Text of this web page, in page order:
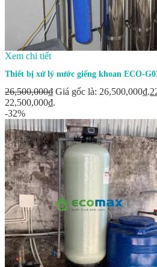
Xem chi tiết
Thiết bị xử lý nước giếng khoan ECO-
26,500,000₫ Giá gốc là: 26,500,000₫.
22,500,000₫.
-32%